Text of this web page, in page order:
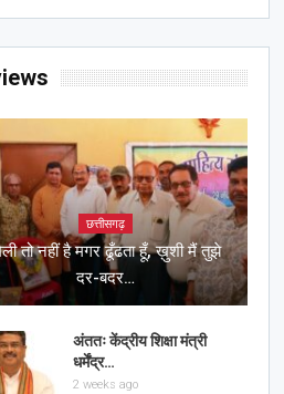
छत्तीसगढ़
तो नहीं है मगर ढूँढता हूँ, ख़ुशी मैं तुझे
दर-बदर…
अंततः केंद्रीय शिक्षा मंत्री
धर्मेंद्र…
2 weeks ago